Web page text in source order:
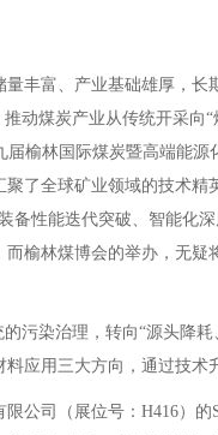
富、产业基础雄厚，长
动煤炭产业从传统开采
届榆林国际煤炭暨高端能
了全球矿业领域的技术
备性能迭代突破、智能化
榆林煤博会的举办，无
染治理，转向“源头降耗
应用三大方向，通过技术
司（展位号：H416）的